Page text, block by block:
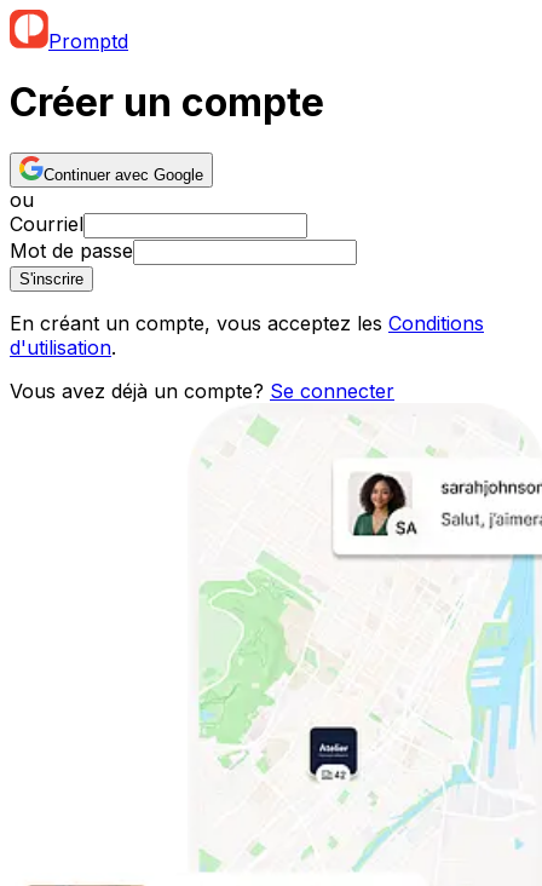
Promptd
Créer un compte
Continuer avec Google
ou
Courriel
Mot de passe
S'inscrire
En créant un compte, vous acceptez les Conditions
d'utilisation.
Vous avez déjà un compte? Se connecter